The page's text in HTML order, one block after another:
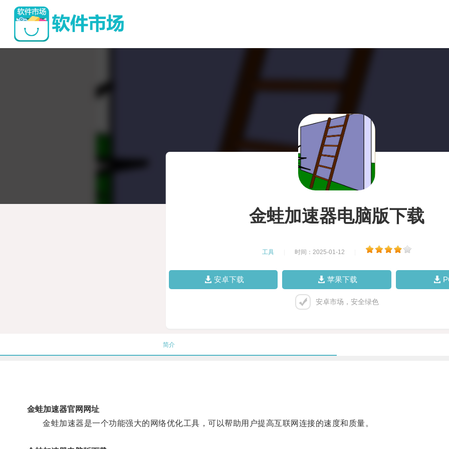
金蛙加速器电脑版下载
工具 时间：2025-01-12
安卓下载 苹果下载
安卓市场，安全绿色
简介
金蛙加速器官网网址
金蛙加速器是一个功能强大的网络优化工具，可以帮助用户提高互联网连接的速度和质量。